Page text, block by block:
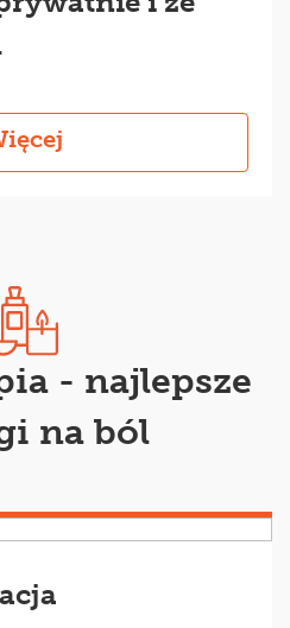
- najlepsze
na ból